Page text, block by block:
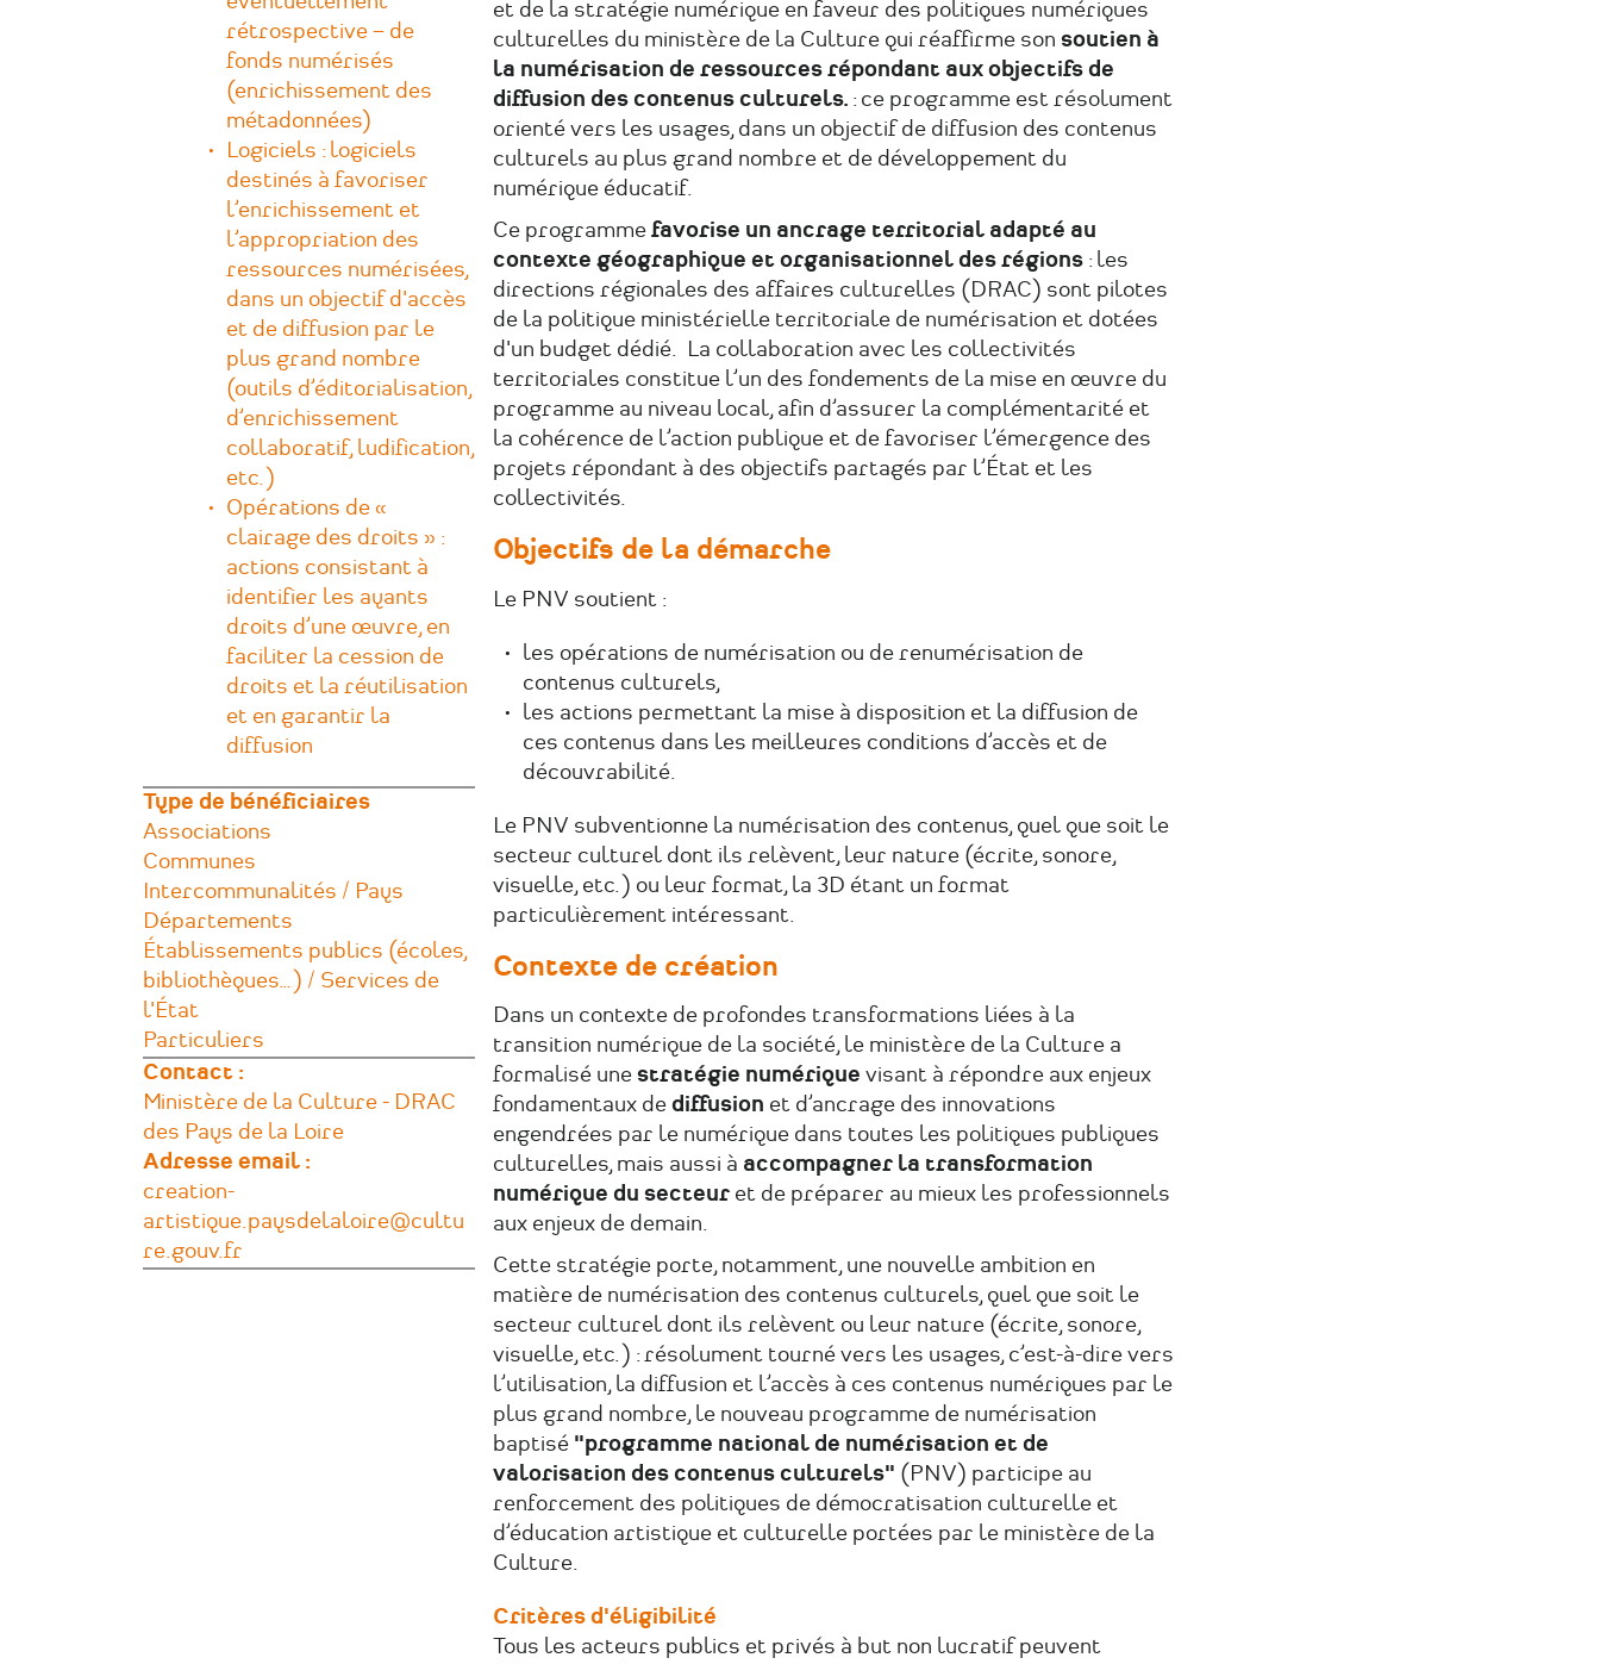
rétrospective – de
fonds numérisés
(enrichissement des
métadonnées)
Logiciels : logiciels
destinés à favoriser
l’enrichissement et
l’appropriation des
ressources numérisées,
dans un objectif d'accès
et de diffusion par le
plus grand nombre
(outils d’éditorialisation,
d’enrichissement
collaboratif, ludification,
etc.)
Opérations de «
clairage des droits » :
actions consistant à
identifier les ayants
droits d’une œuvre, en
faciliter la cession de
droits et la réutilisation
et en garantir la
diffusion
Type de bénéficiaires
Associations
Communes
Intercommunalités / Pays
Départements
Établissements publics (écoles,
bibliothèques…) / Services de
l'État
Particuliers
Contact :
Ministère de la Culture - DRAC
des Pays de la Loire
Adresse email
creation-
artistique.paysdelaloire@cultu
re.gouv.fr
et de la stratégie numérique en faveur des politiques numériques
culturelles du ministère de la Culture qui réaffirme son soutien à
la numérisation de ressources répondant aux objectifs de
diffusion des contenus culturels. : ce programme est résolument
orienté vers les usages, dans un objectif de diffusion des contenus
culturels au plus grand nombre et de développement du
numérique éducatif.
Ce programme favorise un ancrage territorial adapté au
contexte géographique et organisationnel des régions : les
directions régionales des affaires culturelles (DRAC) sont pilotes
de la politique ministérielle territoriale de numérisation et dotées
d'un budget dédié. La collaboration avec les collectivités
territoriales constitue l’un des fondements de la mise en œuvre du
programme au niveau local, afin d’assurer la complémentarité et
la cohérence de l’action publique et de favoriser l’émergence des
projets répondant à des objectifs partagés par l’État et les
collectivités.
Objectifs de la démarche
Le PNV soutient :
les opérations de numérisation ou de renumérisation de
contenus culturels,
les actions permettant la mise à disposition et la diffusion de
ces contenus dans les meilleures conditions d’accès et de
découvrabilité.
Le PNV subventionne la numérisation des contenus, quel que soit le
secteur culturel dont ils relèvent, leur nature (écrite, sonore,
visuelle, etc.) ou leur format, la 3D étant un format
particulièrement intéressant.
Contexte de création
Dans un contexte de profondes transformations liées à la
transition numérique de la société, le ministère de la Culture a
formalisé une stratégie numérique visant à répondre aux enjeux
fondamentaux de diffusion et d’ancrage des innovations
engendrées par le numérique dans toutes les politiques publiques
culturelles, mais aussi à accompagner la transformation
numérique du secteur et de préparer au mieux les professionnels
aux enjeux de demain.
Cette stratégie porte, notamment, une nouvelle ambition en
matière de numérisation des contenus culturels, quel que soit le
secteur culturel dont ils relèvent ou leur nature (écrite, sonore,
visuelle, etc.) : résolument tourné vers les usages, c’est-à-dire vers
l’utilisation, la diffusion et l’accès à ces contenus numériques par le
plus grand nombre, le nouveau programme de numérisation
baptisé "programme national de numérisation et de
valorisation des contenus culturels" (PNV) participe au
renforcement des politiques de démocratisation culturelle et
d’éducation artistique et culturelle portées par le ministère de la
Culture.
Critères d'éligibilité
Tous les acteurs publics et privés à but non lucratif peuvent